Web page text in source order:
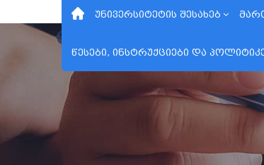
უნივერსიტეტის შესახებ
წესები, ინსტრუქციები და